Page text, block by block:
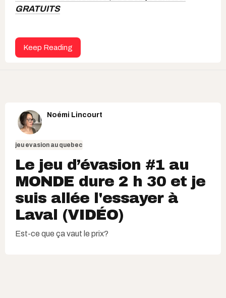
GRATUITS
Keep Reading
Noémi Lincourt
jeu evasion au quebec
Le jeu d’évasion #1 au
MONDE dure 2 h 30 et je
suis allée l'essayer à
Laval (VIDÉO)
Est-ce que ça vaut le prix?